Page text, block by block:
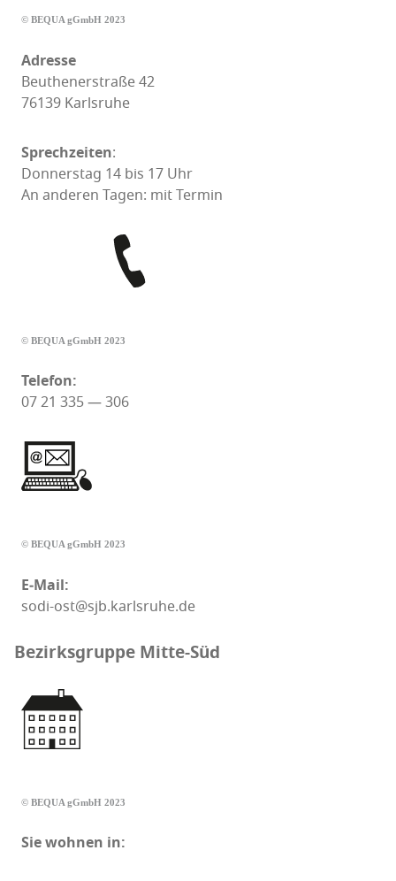
© BEQUA gGmbH 2023
Adresse
Beuthenerstraße 42
76139 Karlsruhe
Sprechzeiten:
Donnerstag 14 bis 17 Uhr
An anderen Tagen: mit Termin
© BEQUA gGmbH 2023
Telefon:
07 21 335 — 306
© BEQUA gGmbH 2023
E‑Mail:
sodi-ost@sjb.karlsruhe.de
Bezirksgruppe Mitte-Süd
© BEQUA gGmbH 2023
Sie wohnen in: